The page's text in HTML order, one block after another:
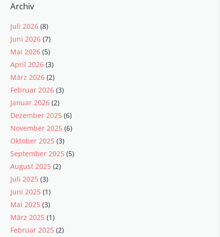
Archiv
Juli 2026 (8)
Juni 2026 (7)
Mai 2026 (5)
April 2026 (3)
März 2026 (2)
Februar 2026 (3)
Januar 2026 (2)
Dezember 2025 (6)
November 2025 (6)
Oktober 2025 (3)
September 2025 (5)
August 2025 (2)
Juli 2025 (3)
Juni 2025 (1)
Mai 2025 (3)
März 2025 (1)
Februar 2025 (2)